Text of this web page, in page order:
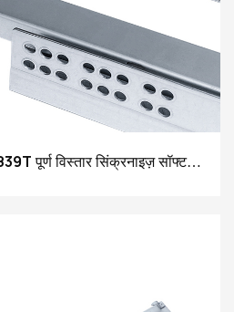
पूर्ण विस्तार सिंक्रनाइज़ सॉफ्ट